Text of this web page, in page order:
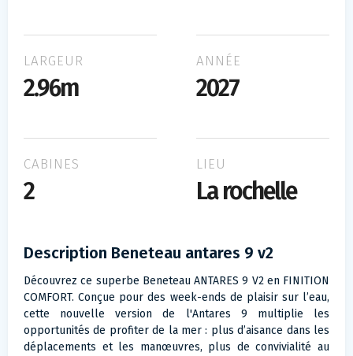
LARGEUR
2.96m
ANNÉE
2027
CABINES
2
LIEU
La rochelle
Description Beneteau antares 9 v2
Découvrez ce superbe Beneteau ANTARES 9 V2 en FINITION
COMFORT. Conçue pour des week-ends de plaisir sur l’eau,
cette nouvelle version de l'Antares 9 multiplie les
opportunités de profiter de la mer : plus d’aisance dans les
déplacements et les manœuvres, plus de convivialité au